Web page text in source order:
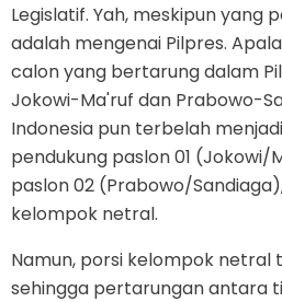
Legislatif. Yah, meskipun yang
adalah mengenai Pilpres.
calon yang bertarung dalam
Jokowi-Ma'ruf dan Prabowo-
Indonesia pun terbelah
pendukung paslon 01 (Jokowi/
paslon 02 (Prabowo/
kelompok netral.
Namun, porsi kelompok netral
sehingga pertarungan antara